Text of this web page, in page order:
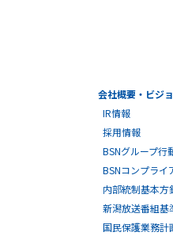
会社概要・ビジ
IR情報
採用情報
BSNグループ行
BSNコンプライ
内部統制基本方
新潟放送番組基
国民保護業務計